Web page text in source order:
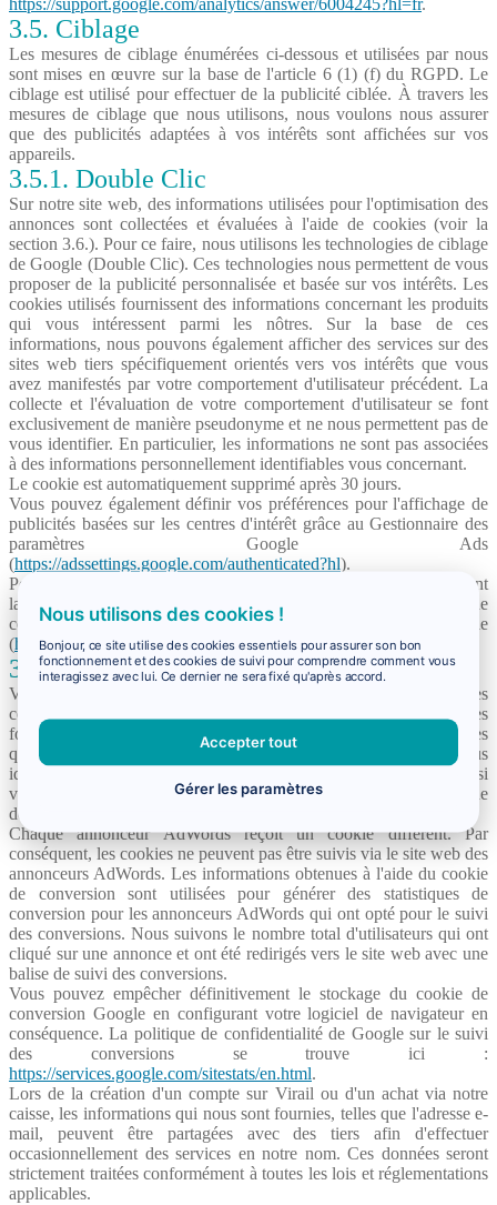
https://support.google.com/analytics/answer/6004245?hl=fr.
3.5. Ciblage
Les mesures de ciblage énumérées ci-dessous et utilisées par nous
sont mises en œuvre sur la base de l'article 6 (1) (f) du RGPD. Le
ciblage est utilisé pour effectuer de la publicité ciblée. À travers les
mesures de ciblage que nous utilisons, nous voulons nous assurer
que des publicités adaptées à vos intérêts sont affichées sur vos
appareils.
3.5.1. Double Clic
Sur notre site web, des informations utilisées pour l'optimisation des
annonces sont collectées et évaluées à l'aide de cookies (voir la
section 3.6.). Pour ce faire, nous utilisons les technologies de ciblage
de Google (Double Clic). Ces technologies nous permettent de vous
proposer de la publicité personnalisée et basée sur vos intérêts. Les
cookies utilisés fournissent des informations concernant les produits
qui vous intéressent parmi les nôtres. Sur la base de ces
informations, nous pouvons également afficher des services sur des
sites web tiers spécifiquement orientés vers vos intérêts que vous
avez manifestés par votre comportement d'utilisateur précédent. La
collecte et l'évaluation de votre comportement d'utilisateur se font
exclusivement de manière pseudonyme et ne nous permettent pas de
vous identifier. En particulier, les informations ne sont pas associées
à des informations personnellement identifiables vous concernant.
Le cookie est automatiquement supprimé après 30 jours.
Vous pouvez également définir vos préférences pour l'affichage de
publicités basées sur les centres d'intérêt grâce au Gestionnaire des
paramètres Google Ads
(https://adssettings.google.com/authenticated?hl).
Pour plus d'informations et la politique de confidentialité concernant
la publicité et Google, veuillez vous référer à la Politique de
confidentialité et aux Conditions d'utilisation de Google
(https://policies.google.com/technologies/ads?hl).
3.5.2. Google AdWords
Virail utilise le service Google AdWords, qui utilise le suivi des
conversions pour mesurer l'efficacité des annonces, des offres et des
fonctionnalités individuelles. Pour ce faire, un cookie est défini dès
que vous cliquez sur une annonce Google. Ce cookie ne vous
identifie pas personnellement, mais permet plutôt de déterminer si
vous retournez sur la page avec l'offre spécifique pendant la période
de 30 jours pendant laquelle le cookie est valide.
Chaque annonceur AdWords reçoit un cookie différent. Par
conséquent, les cookies ne peuvent pas être suivis via le site web des
annonceurs AdWords. Les informations obtenues à l'aide du cookie
de conversion sont utilisées pour générer des statistiques de
conversion pour les annonceurs AdWords qui ont opté pour le suivi
des conversions. Nous suivons le nombre total d'utilisateurs qui ont
cliqué sur une annonce et ont été redirigés vers le site web avec une
balise de suivi des conversions.
Vous pouvez empêcher définitivement le stockage du cookie de
conversion Google en configurant votre logiciel de navigateur en
conséquence. La politique de confidentialité de Google sur le suivi
des conversions se trouve ici :
https://services.google.com/sitestats/en.html.
Lors de la création d'un compte sur Virail ou d'un achat via notre
caisse, les informations qui nous sont fournies, telles que l'adresse e-
mail, peuvent être partagées avec des tiers afin d'effectuer
occasionnellement des services en notre nom. Ces données seront
strictement traitées conformément à toutes les lois et réglementations
applicables.
Nous utilisons des cookies !
Bonjour, ce site utilise des cookies essentiels pour assurer son bon
fonctionnement et des cookies de suivi pour comprendre comment vous
interagissez avec lui. Ce dernier ne sera fixé qu'après accord.
Accepter tout
Gérer les paramètres